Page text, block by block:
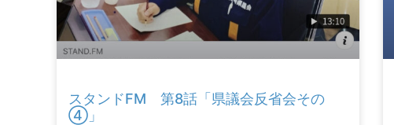
スタンドFM 第8話「県議会反省会その
④」